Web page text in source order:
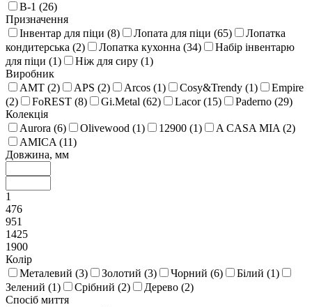
В-1 (26)
Призначення
Інвентар для піци (8) Лопата для піци (65)
Лопатка
кондитерська (2) Лопатка кухонна (34)
Набір інвентарю
для піци (1) Ніж для сиру (1)
Виробник
AMT (2) APS (2) Arcos (1) Cosy&Trendy (1)
Empire
(2) FoREST (8) Gi.Metal (62) Lacor (15) Paderno (29)
Колекція
Aurora (6) Olivewood (1) 12900 (1) A CASA MIA (2)
AMICA (11)
Довжина, мм
1
476
951
1425
1900
Колір
Металевий (3) Золотий (3) Чорний (6) Білий (1)
Зелений (1) Срібний (2) Дерево (2)
Спосіб миття